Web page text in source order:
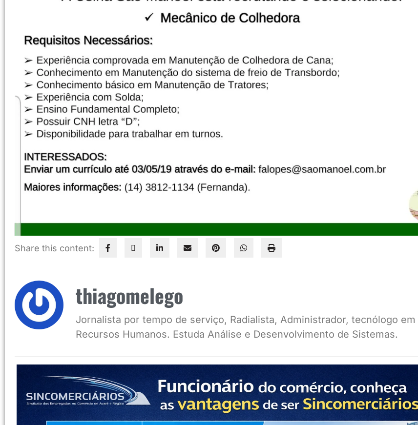
Share this content:
thiagomelego
Jornalista por tempo de serviço, Radialista, Administrador, tecnólogo em
Recursos Humanos. Estuda Análise e Desenvolvimento de Sistemas.